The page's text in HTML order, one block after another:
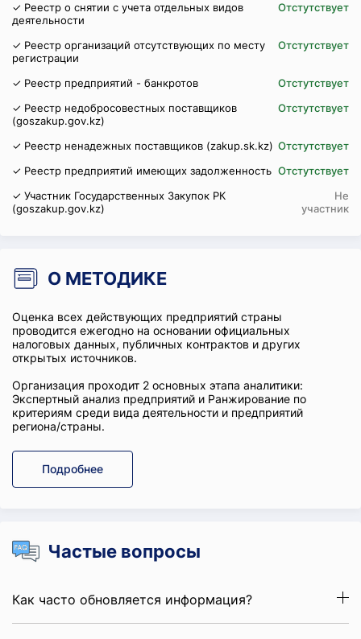
✓ Реестр о снятии с учета отдельных видов
деятельности
Отстутствует
✓ Реестр организаций отсутствующих по месту
регистрации
Отстутствует
✓ Реестр предприятий - банкротов
Отстутствует
✓ Реестр недобросовестных поставщиков
(goszakup.gov.kz)
Отстутствует
✓ Реестр ненадежных поставщиков (zakup.sk.kz) Отстутствует
✓ Реестр предприятий имеющих задолженность Отстутствует
✓ Участник Государственных Закупок РК
(goszakup.gov.kz)
Не
участник
О МЕТОДИКЕ
Оценка всех действующих предприятий страны
проводится ежегодно на основании официальных
налоговых данных, публичных контрактов и других
открытых источников.
Организация проходит 2 основных этапа аналитики:
Экспертный анализ предприятий и Ранжирование по
критериям среди вида деятельности и предприятий
региона/страны.
Подробнее
Частые вопросы
Как часто обновляется информация?